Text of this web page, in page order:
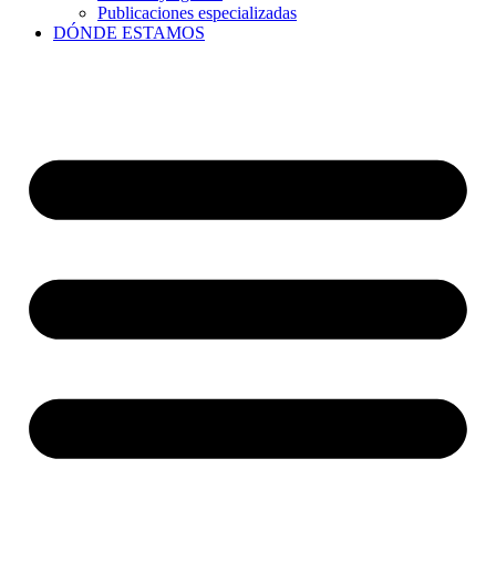
Publicaciones especializadas
DÓNDE ESTAMOS